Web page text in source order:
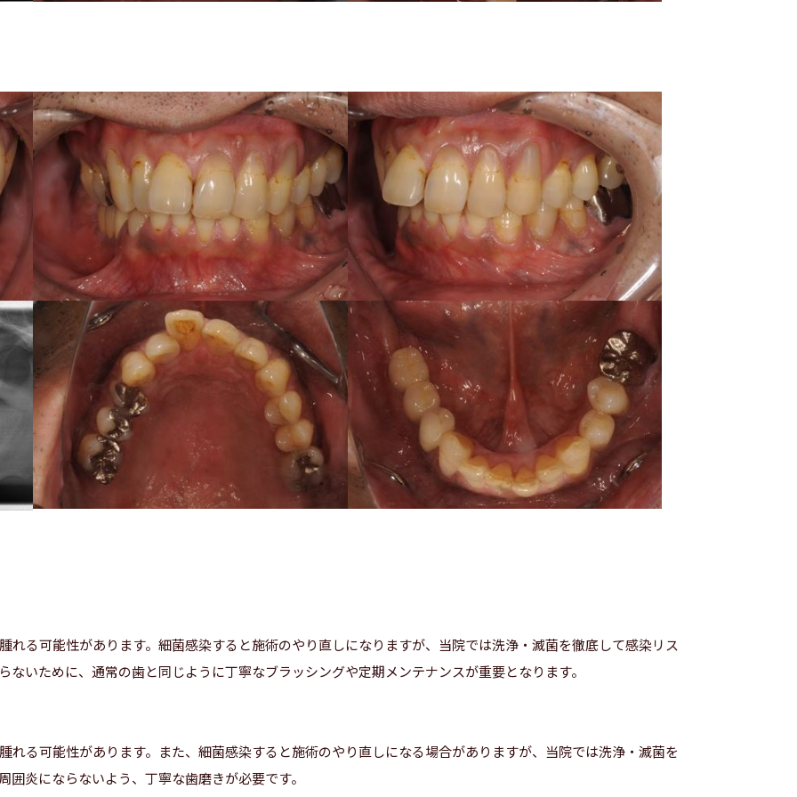
れる可能性があります。細菌感染すると施術のやり直しになりますが、当院では洗浄・滅菌を徹底して感染リス
いために、通常の歯と同じように丁寧なブラッシングや定期メンテナンスが重要となります。
れる可能性があります。また、細菌感染すると施術のやり直しになる場合がありますが、当院では洗浄・滅菌を
炎にならないよう、丁寧な歯磨きが必要です。